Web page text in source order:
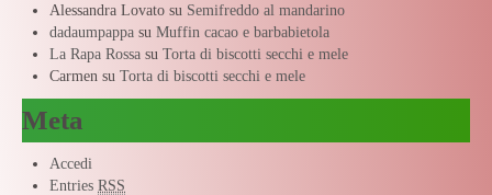
Alessandra Lovato su Semifreddo al mandarino
dadaumpappa su Muffin cacao e barbabietola
La Rapa Rossa su Torta di biscotti secchi e mele
Carmen su Torta di biscotti secchi e mele
Meta
Accedi
Entries RSS